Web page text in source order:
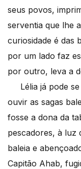
seus povos,
serventia que lhe
curiosidade é das
por um lado faz
por outro, leva a
Lélia já pode se
ouvir as sagas
fosse a dona da
pescadores, à luz
baleia e
Capitão Ahab,